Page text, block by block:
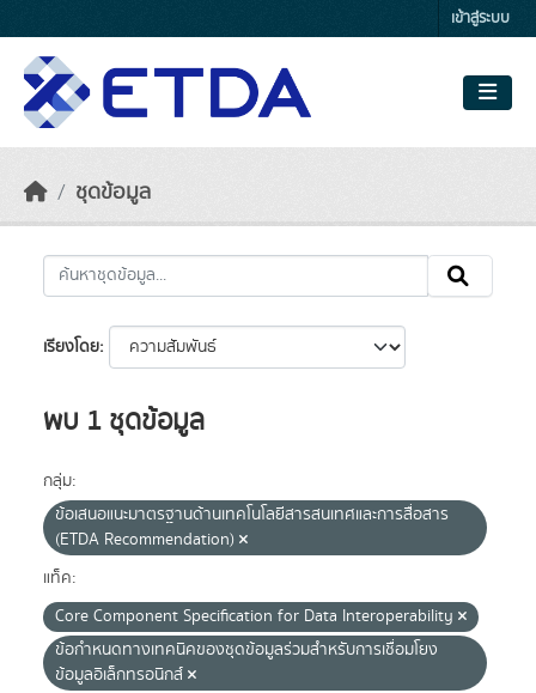
เข้าสู่ระบบ
ชุดข้อมูล
เรียงโดย
พบ 1 ชุดข้อมูล
กลุ่ม:
ข้อเสนอแนะมาตรฐานด้านเทคโนโลยีสารสนเทศและการสื่อสาร
(ETDA Recommendation)
แท็ค:
Core Component Specification for Data Interoperability
ข้อกำหนดทางเทคนิคของชุดข้อมูลร่วมสำหรับการเชื่อมโยง
ข้อมูลอิเล็กทรอนิกส์